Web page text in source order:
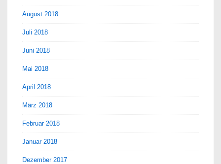
August 2018
Juli 2018
Juni 2018
Mai 2018
April 2018
März 2018
Februar 2018
Januar 2018
Dezember 2017